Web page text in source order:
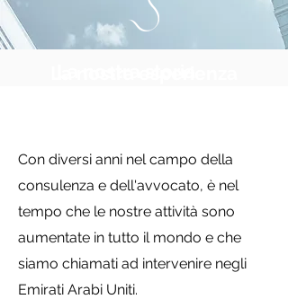
Con diversi anni nel campo della
consulenza e dell'avvocato, è nel
tempo che le nostre attività sono
aumentate in tutto il mondo e che
siamo chiamati ad intervenire negli
Emirati Arabi Uniti.